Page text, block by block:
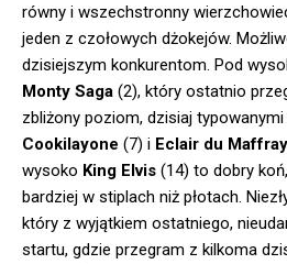
równy i wszechstronny
jeden z czołowych dżokejów.
dzisiejszym konkurentom. Pod
Monty Saga (2), który ostatnio
zbliżony poziom, dzisiaj
Cookilayone (7) i Eclair du Maffray
wysoko King Elvis (14) to dobry
bardziej w stiplach niż płotach.
który z wyjątkiem ostatniego,
startu, gdzie przegram z kilkoma